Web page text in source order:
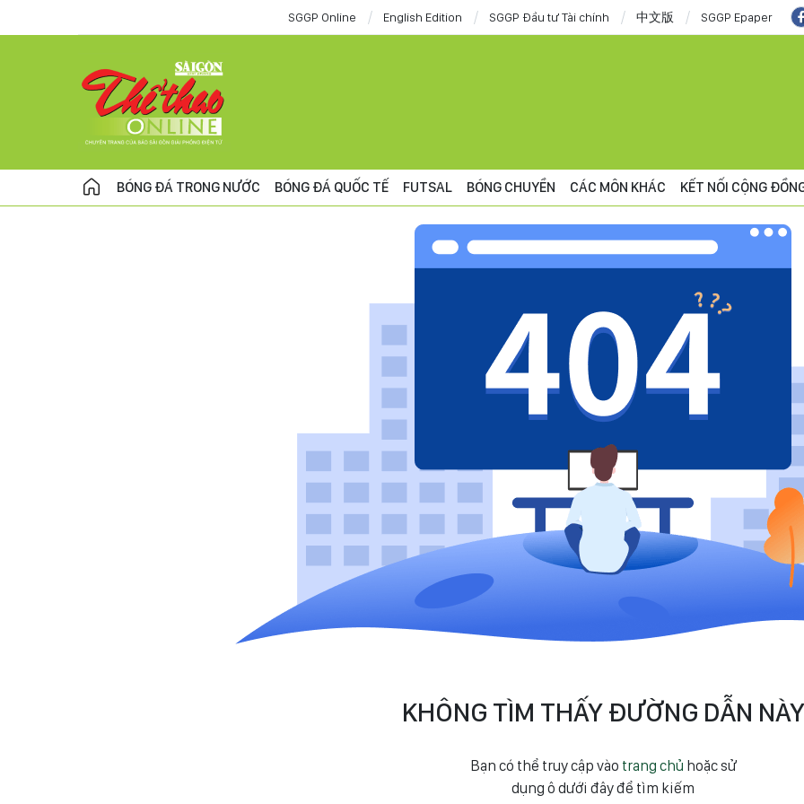
SGGP Online English Edition SGGP Đầu tư Tài chính 中文版 SGGP Epaper
BÓNG ĐÁ TRONG NƯỚC BÓNG ĐÁ QUỐC TẾ FUTSAL BÓNG CHUYỀN CÁC MÔN KHÁC KẾT NỐI CỘNG
KHÔNG TÌM THẤY ĐƯỜNG DẪN NÀY
Bạn có thể truy cập vào trang chủ hoặc sử
dụng ô dưới đây để tìm kiếm